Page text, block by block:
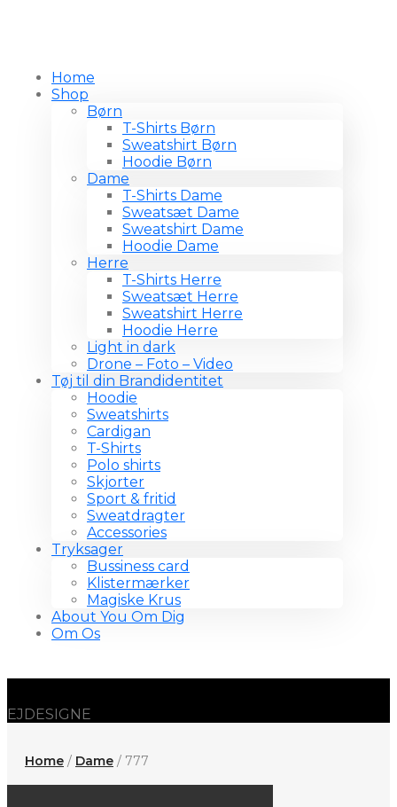
Home
Shop
Børn
T-Shirts Børn
Sweatshirt Børn
Hoodie Børn
Dame
T-Shirts Dame
Sweatsæt Dame
Sweatshirt Dame
Hoodie Dame
Herre
T-Shirts Herre
Sweatsæt Herre
Sweatshirt Herre
Hoodie Herre
Light in dark
Drone – Foto – Video
Tøj til din Brandidentitet
Hoodie
Sweatshirts
Cardigan
T-Shirts
Polo shirts
Skjorter
Sport & fritid
Sweatdragter
Accessories
Tryksager
Bussiness card
Klistermærker
Magiske Krus
About You Om Dig
Om Os
EJDESIGNE
Home / Dame / 777